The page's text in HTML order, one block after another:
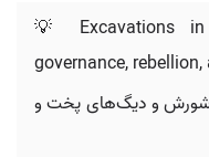
💡 Excavations
governance,
شورش و دیگ‌های پخت و